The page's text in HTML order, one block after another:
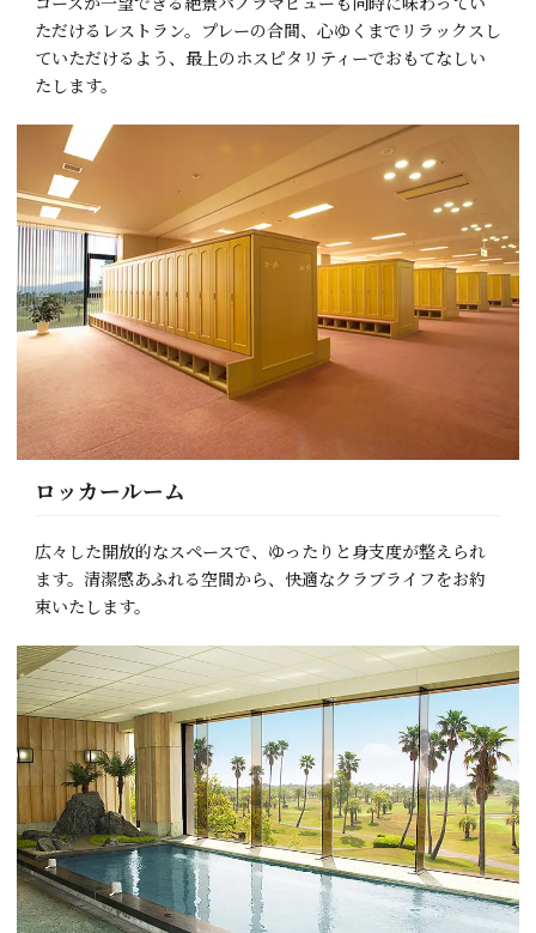
ただけるレストラン。プレーの合間、心ゆくまでリラックスし
ていただけるよう、最上のホスピタリティーでおもてなしい
たします。
ロッカールーム
広々した開放的なスペースで、ゆったりと身支度が整えられ
ます。清潔感あふれる空間から、快適なクラブライフをお約
束いたします。